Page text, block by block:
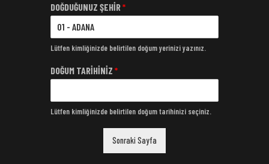
DOĞDUĞUNUZ ŞEHİR*
Lütfen kimliğinizde belirtilen doğum yerinizi yazınız.
DOĞUM TARİHİNİZ *
Lütfen kimliğinizde belirtilen doğum tarihinizi seçiniz.
Sonraki Sayfa